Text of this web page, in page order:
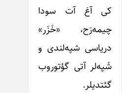
کی ‌آغ آت سودا
چیمه‌رَح، «خَزَر»
دریاسی شپه‌لندی و
شَپه‌لر آتی گؤتوروب
گئتدیلر.